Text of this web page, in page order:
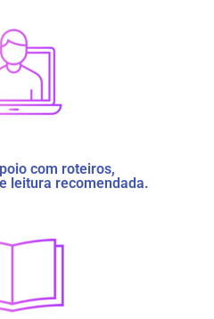
com roteiros,
leitura recomendada.